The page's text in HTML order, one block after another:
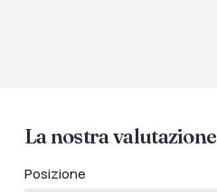
La nostra valutazione
Posizione